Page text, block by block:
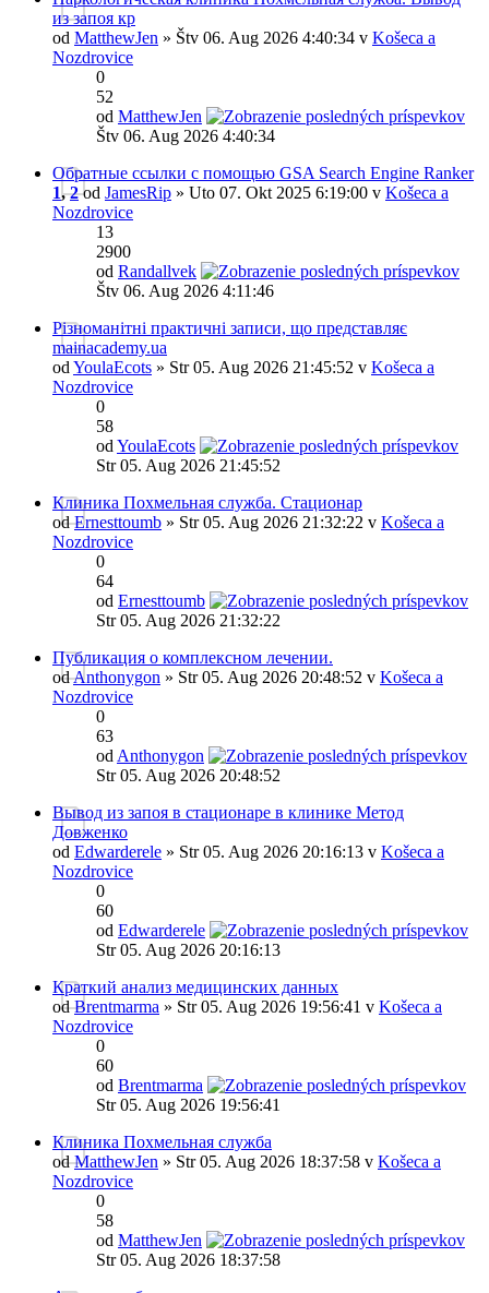
из запоя кр
od MatthewJen » Štv 06. Aug 2026 4:40:34 v Košeca a
Nozdrovice
0
52
od MatthewJen
Štv 06. Aug 2026 4:40:34
Обратные ссылки с помощью GSA Search Engine Ranker
1,2od JamesRip » Uto 07. Okt 2025 6:19:00 v Košeca a
Nozdrovice
13
2900
od Randallvek
Štv 06. Aug 2026 4:11:46
Різноманітні практичні записи, що представляє
mainacademy.ua
od YoulaEcots » Str 05. Aug 2026 21:45:52 v Košeca a
Nozdrovice
0
58
od YoulaEcots
Str 05. Aug 2026 21:45:52
Клиника Похмельная служба. Стационар
odErnesttoumb » Str 05. Aug 2026 21:32:22 v Košeca a
Nozdrovice
0
64
od Ernesttoumb
Str 05. Aug 2026 21:32:22
Публикация о комплексном лечении.
odAnthonygon » Str 05. Aug 2026 20:48:52 v Košeca a
Nozdrovice
0
63
od Anthonygon
Str 05. Aug 2026 20:48:52
Вывод из запоя в стационаре в клинике Метод
Довженко
od Edwarderele » Str 05. Aug 2026 20:16:13 v Košeca a
Nozdrovice
0
60
od Edwarderele
Str 05. Aug 2026 20:16:13
Краткий анализ медицинских данных
odBrentmarma » Str 05. Aug 2026 19:56:41 v Košeca a
Nozdrovice
0
60
od Brentmarma
Str 05. Aug 2026 19:56:41
Клиника Похмельная служба
odMatthewJen » Str 05. Aug 2026 18:37:58 v Košeca a
Nozdrovice
0
58
od MatthewJen
Str 05. Aug 2026 18:37:58